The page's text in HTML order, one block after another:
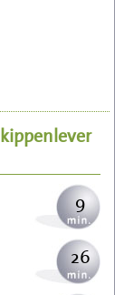
kippenlever
23
9
26